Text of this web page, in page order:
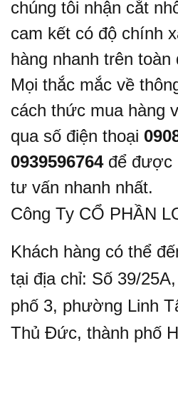
chúng tôi nhận cắt
cam kết có độ chính
hàng nhanh trên toàn
Mọi thắc mắc về
cách thức mua hàng
qua số điện thoại
0939596764để được
tư vấn nhanh nhất.
Công Ty CỔ PHẦN
Khách hàng có thể
tại địa chỉ: Số 39/
phố 3, phường Linh
Thủ Đức, thành phố